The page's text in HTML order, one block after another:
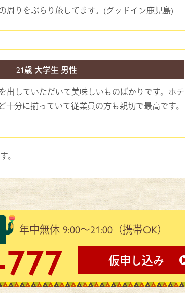
周りをぶらり旅してます。(グッドイン鹿児島)
21歳 大学生 男性
出していただいて美味しいものばかりです。ホテ
十分に揃っていて従業員の方も親切で最高です。
。
年中無休 9:00～21:00 （携帯OK）
仮申し込み